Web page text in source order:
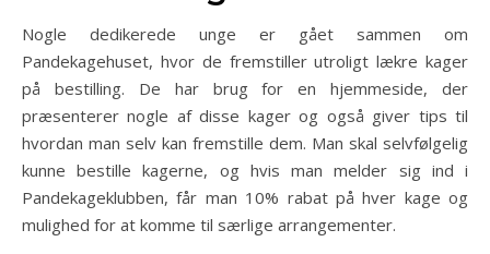
Nogle dedikerede unge er gået sammen om
Pandekagehuset, hvor de fremstiller utroligt lækre kager
på bestilling. De har brug for en hjemmeside, der
præsenterer nogle af disse kager og også giver tips til
hvordan man selv kan fremstille dem. Man skal selvfølgelig
kunne bestille kagerne, og hvis man melder sig ind i
Pandekageklubben, får man 10% rabat på hver kage og
mulighed for at komme til særlige arrangementer.